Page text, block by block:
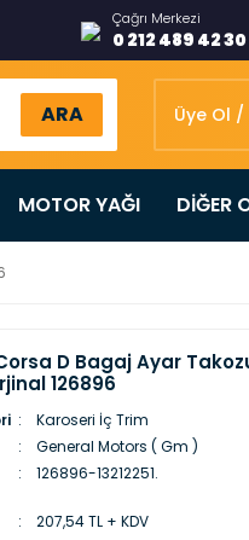
Çağrı Merkezi
0 212 489 42 30
ARA Üye Ol /
MOTOR YAĞI DİĞER
D Bagaj Ayar
126896
Karoseri İç Trim
General Motors ( Gm )
126896-13212251.
207,54 TL + KDV